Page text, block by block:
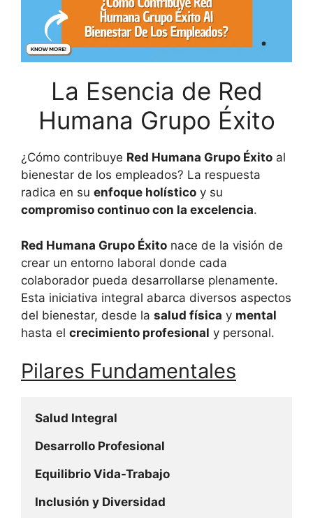
La Esencia de Red
Humana Grupo Éxito
¿Cómo contribuye Red Humana Grupo Éxito al
bienestar de los empleados? La respuesta
radica en su enfoque holístico y su
compromiso continuo con la excelencia.
Red Humana Grupo Éxito nace de la visión de
crear un entorno laboral donde cada
colaborador pueda desarrollarse plenamente.
Esta iniciativa integral abarca diversos aspectos
del bienestar, desde la salud física y mental
hasta el crecimiento profesional y personal.
Pilares Fundamentales
Salud Integral
Desarrollo Profesional
Equilibrio Vida-Trabajo
Inclusión y Diversidad